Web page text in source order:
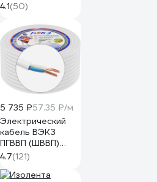
4.1(50)
5 735 ₽57.35 ₽/м
Электрический
кабель ВЭКЗ
ПГВВП (ШВВП)
2x1,5 мм2 ГОСТ
(100 м) 43805
VEKZ00037
4.7(121)